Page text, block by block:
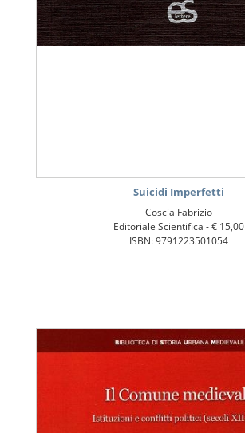
Suicidi Imperfetti
Coscia Fabrizio
Editoriale Scientifica -€ 15,00
ISBN: 9791223501054